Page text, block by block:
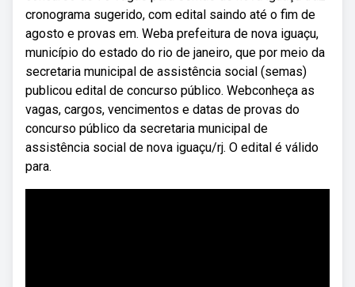
cronograma sugerido, com edital saindo até o fim de
agosto e provas em. Weba prefeitura de nova iguaçu,
município do estado do rio de janeiro, que por meio da
secretaria municipal de assistência social (semas)
publicou edital de concurso público. Webconheça as
vagas, cargos, vencimentos e datas de provas do
concurso público da secretaria municipal de
assistência social de nova iguaçu/rj. O edital é válido
para.